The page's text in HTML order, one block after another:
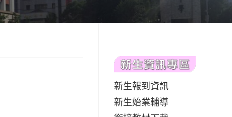
新生報到資訊
新生始業輔導